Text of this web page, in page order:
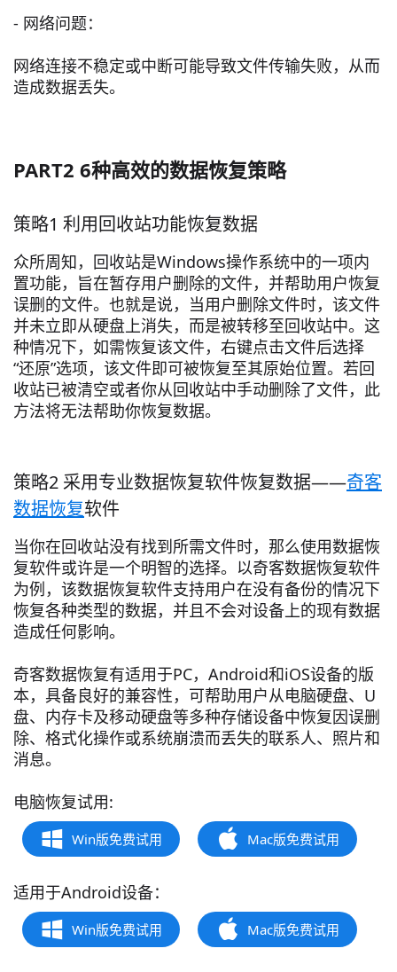
- 网络问题：
网络连接不稳定或中断可能导致文件传输失败，从而
造成数据丢失。
PART2 6种高效的数据恢复策略
策略1 利用回收站功能恢复数据
众所周知，回收站是Windows操作系统中的一项内
置功能，旨在暂存用户删除的文件，并帮助用户恢复
误删的文件。也就是说，当用户删除文件时，该文件
并未立即从硬盘上消失，而是被转移至回收站中。这
种情况下，如需恢复该文件，右键点击文件后选择
“还原”选项，该文件即可被恢复至其原始位置。若回
收站已被清空或者你从回收站中手动删除了文件，此
方法将无法帮助你恢复数据。
策略2 采用专业数据恢复软件恢复数据——奇客
数据恢复软件
当你在回收站没有找到所需文件时，那么使用数据恢
复软件或许是一个明智的选择。以奇客数据恢复软件
为例，该数据恢复软件支持用户在没有备份的情况下
恢复各种类型的数据，并且不会对设备上的现有数据
造成任何影响。
奇客数据恢复有适用于PC，Android和iOS设备的版
本，具备良好的兼容性，可帮助用户从电脑硬盘、U
盘、内存卡及移动硬盘等多种存储设备中恢复因误删
除、格式化操作或系统崩溃而丢失的联系人、照片和
消息。
电脑恢复试用:
Win版免费试用 Mac版免费试用
适用于Android设备：
Win版免费试用 Mac版免费试用